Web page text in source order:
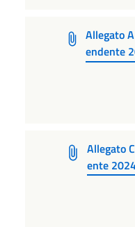
Allegato
endente
Allegato
ente